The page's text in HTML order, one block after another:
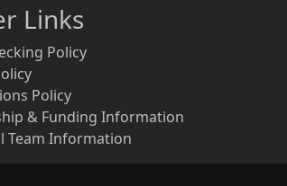
Links
Policy
Policy
& Funding Information
Team Information